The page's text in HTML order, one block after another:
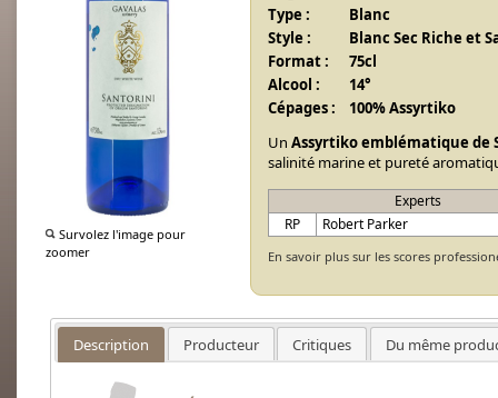
Survolez l'image pour
zoomer
Type :
Blanc
Style :
Blanc Sec Riche et
Format :
75cl
Alcool :
14°
Cépages :
100% Assyrtiko
Un Assyrtiko emblématique de
salinité marine et pureté
Experts
RP
Robert Parker
En savoir plus sur les scores
Description Producteur Critiques Du même